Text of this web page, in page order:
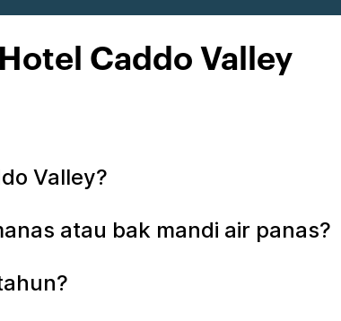
Caddo Valley
Valley?
atau bak mandi air panas?